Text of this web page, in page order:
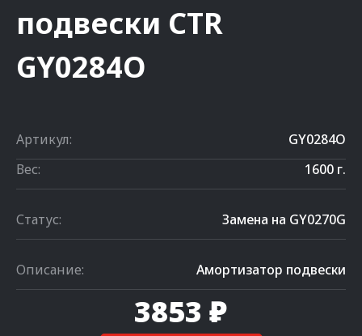
подвески CTR
GY0284O
Артикул:
GY0284O
Вес:
1600 г.
Статус: Замена на GY0270G
Описание: Амортизатор подвески
3853 ₽